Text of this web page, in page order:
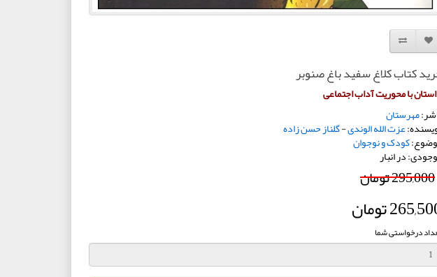
افزودن به لیست دلخواه
مقایسه این محصول
کتاب کلاغ سفید باغ صنوبر
با محوریت آداب اجتماعی
مهرستان
عزت الله الوندی-گلناز حسن زاده
کودک و نوجوان
در انبار
295,000 تومان
تومان
درخواستی شما